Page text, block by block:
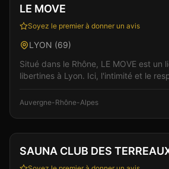
LE MOVE
Soyez le premier à donner un avis
LYON (69)
Situé dans le Rhône, LE MOVE est un
libertines à Lyon. Ici, l'intimité et le respect sont au coeur
Auvergne-Rhône-Alpes
Club Sauna +4
SAUNA CLUB DES